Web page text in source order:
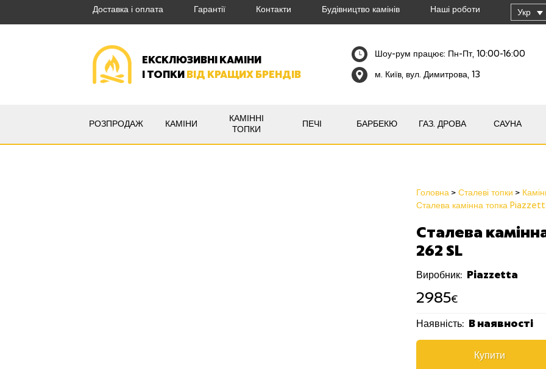
Доставка і оплата Гарантії Контакти Будівництво камінів Наші роботи Укр
ЕКСКЛЮЗИВНІ КАМІНИ
І ТОПКИВІД КРАЩИХ БРЕНДІВ
Шоу-рум працює: Пн-Пт, 10:00-16:00
м. Київ, вул. Димитрова, 13
РОЗПРОДАЖ КАМІНИ
КАМІННІ
ТОПКИ
ПЕЧІ БАРБЕКЮ ГАЗ. ДРОВА САУНА
Головна Сталеві топки
Сталева камінна топка
Сталева
262 SL
Виробник: Piazzetta
2985€
Наявність: В наявності
Купити